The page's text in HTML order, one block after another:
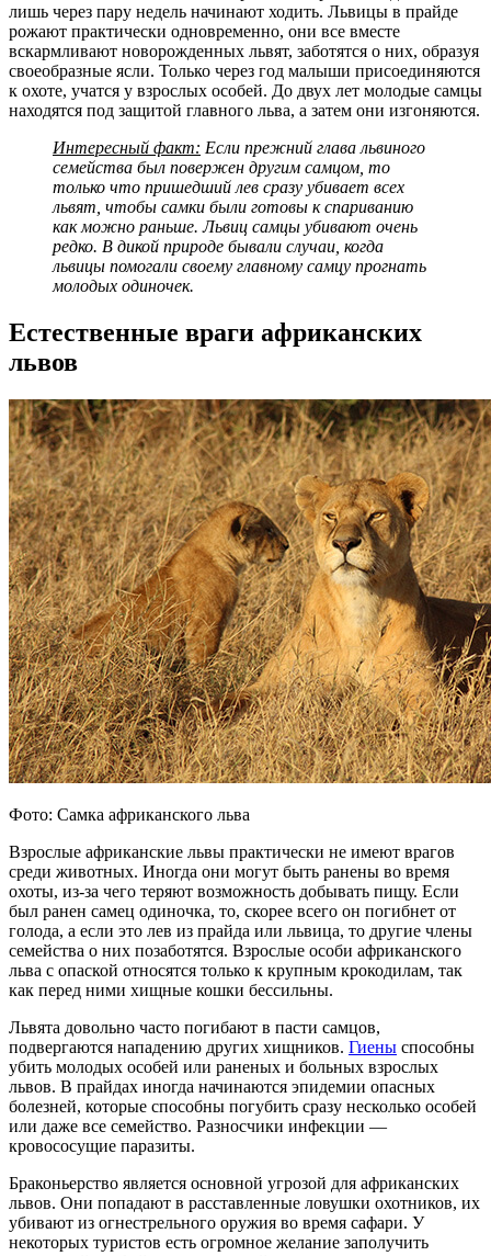
лишь через пару недель начинают ходить. Львицы в прайде
рожают практически одновременно, они все вместе
вскармливают новорожденных львят, заботятся о них, образуя
своеобразные ясли. Только через год малыши присоединяются
к охоте, учатся у взрослых особей. До двух лет молодые самцы
находятся под защитой главного льва, а затем они изгоняются.
Интересный факт: Если прежний глава львиного
семейства был повержен другим самцом, то
только что пришедший лев сразу убивает всех
львят, чтобы самки были готовы к спариванию
как можно раньше. Львиц самцы убивают очень
редко. В дикой природе бывали случаи, когда
львицы помогали своему главному самцу прогнать
молодых одиночек.
Естественные враги африканских
львов
Фото: Самка африканского льва
Взрослые африканские львы практически не имеют врагов
среди животных. Иногда они могут быть ранены во время
охоты, из-за чего теряют возможность добывать пищу. Если
был ранен самец одиночка, то, скорее всего он погибнет от
голода, а если это лев из прайда или львица, то другие члены
семейства о них позаботятся. Взрослые особи африканского
льва с опаской относятся только к крупным крокодилам, так
как перед ними хищные кошки бессильны.
Львята довольно часто погибают в пасти самцов,
подвергаются нападению других хищников. Гиены способны
убить молодых особей или раненых и больных взрослых
львов. В прайдах иногда начинаются эпидемии опасных
болезней, которые способны погубить сразу несколько особей
или даже все семейство. Разносчики инфекции —
кровососущие паразиты.
Браконьерство является основной угрозой для африканских
львов. Они попадают в расставленные ловушки охотников, их
убивают из огнестрельного оружия во время сафари. У
некоторых туристов есть огромное желание заполучить